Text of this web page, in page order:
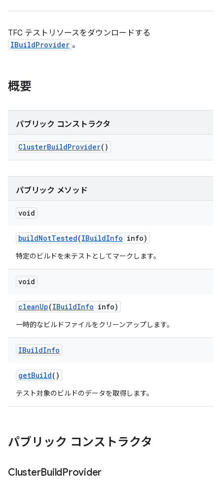
TFC テストリソースをダウンロードする
IBuildProvider 。
概要
パブリック コンストラクタ
ClusterBuildProvider()
パブリック メソッド
void
buildNotTested(IBuildInfo info)
特定のビルドを未テストとしてマークします。
void
cleanUp(IBuildInfo info)
一時的なビルドファイルをクリーンアップします。
IBuildInfo
getBuild()
テスト対象のビルドのデータを取得します。
パブリック コンストラクタ
ClusterBuildProvider